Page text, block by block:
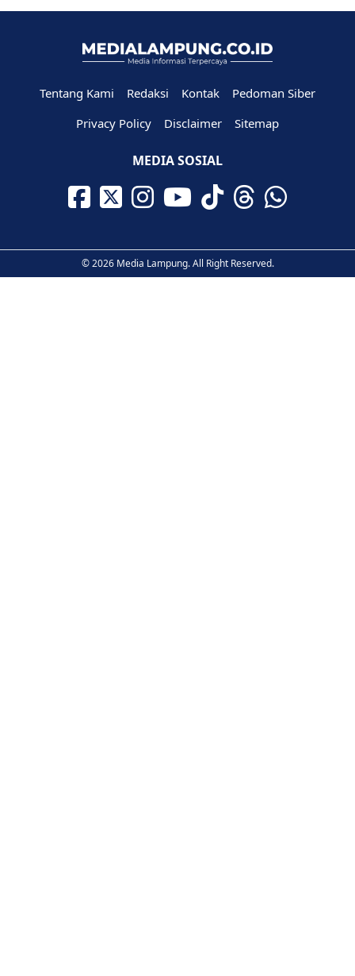
Tentang Kami Redaksi Kontak
Pedoman Siber
Privacy Policy
Disclaimer Sitemap
MEDIA SOSIAL
© 2026 Media Lampung. All Right Reserved.